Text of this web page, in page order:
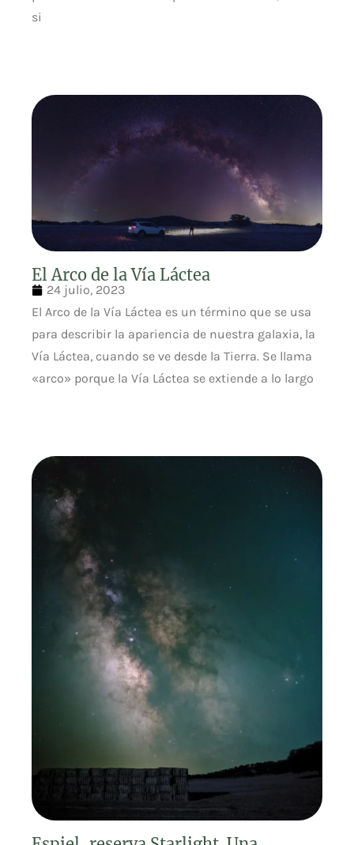
si
El Arco de la Vía Láctea
24 julio, 2023
El Arco de la Vía Láctea es un término que se usa
para describir la apariencia de nuestra galaxia, la
Vía Láctea, cuando se ve desde la Tierra. Se llama
«arco» porque la Vía Láctea se extiende a lo largo